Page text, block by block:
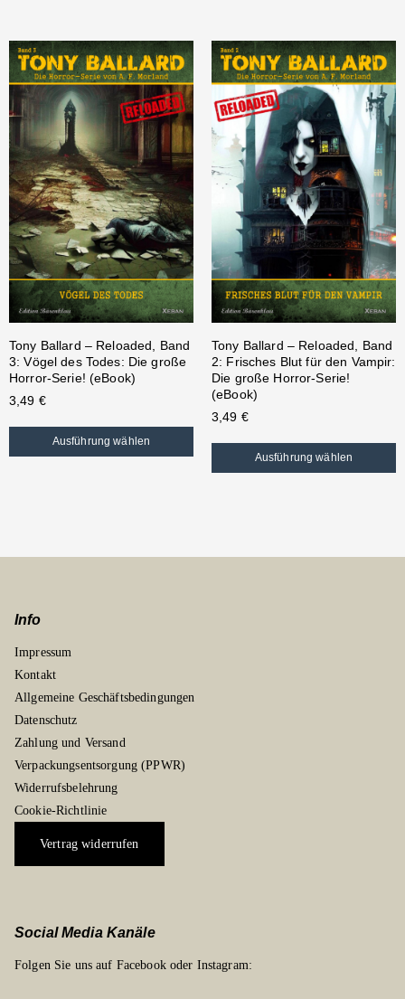
Tony Ballard – Reloaded, Band
3: Vögel des Todes: Die große
Horror-Serie! (eBook)
3,49 €
Ausführung wählen
Tony Ballard – Reloaded, Band
2: Frisches Blut für den Vampir:
Die große Horror-Serie!
(eBook)
3,49 €
Ausführung wählen
Info
Impressum
Kontakt
Allgemeine Geschäftsbedingungen
Datenschutz
Zahlung und Versand
Verpackungsentsorgung (PPWR)
Widerrufsbelehrung
Cookie-Richtlinie
Vertrag widerrufen
Social Media Kanäle
Folgen Sie uns auf Facebook oder Instagram: